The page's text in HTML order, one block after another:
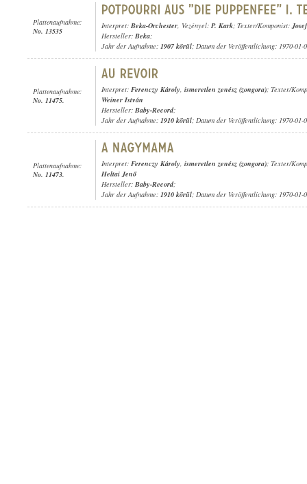
Plattenaufnahme:
No. 13535
Interpret: Beka-Orchester, Vezényel: P. Kark; Texter/Komponist:
Hersteller: Beka;
Jahr der Aufnahme: 1907 körül; Datum der Veröffentlichung: 1970-01-
Plattenaufnahme:
No. 11475.
Interpret: Ferenczy Károly, ismeretlen zenész (zongora); Texter/
Weiner István
Hersteller: Baby-Record;
Jahr der Aufnahme: 1910 körül; Datum der Veröffentlichung: 1970-01-
Plattenaufnahme:
No. 11473.
Interpret: Ferenczy Károly, ismeretlen zenész (zongora); Texter/
Heltai Jenő
Hersteller: Baby-Record;
Jahr der Aufnahme: 1910 körül; Datum der Veröffentlichung: 1970-01-